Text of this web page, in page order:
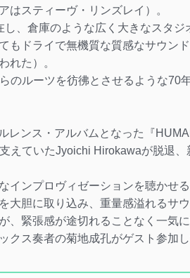
はスティーヴ・リンズレイ）。
し、倉庫のような広く大きなスタ
もドライで無機質な質感なサウン
れた）。
のルーツを彷彿とさせるような70
レンス・アルバムとなった『
えていたJyoichi Hirokawaが脱退
インプロヴィゼーションを聴かせ
大胆に取り込み、重量感溢れるサ
、緊張感が途切れることなく一気
クス奏者の菊地成孔がゲスト参加し